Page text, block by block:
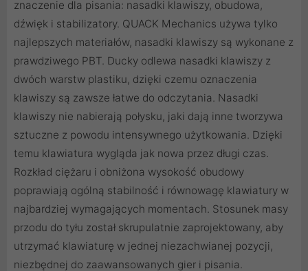
znaczenie dla pisania: nasadki klawiszy, obudowa,
dźwięk i stabilizatory. QUACK Mechanics używa tylko
najlepszych materiałów, nasadki klawiszy są wykonane z
prawdziwego PBT. Ducky odlewa nasadki klawiszy z
dwóch warstw plastiku, dzięki czemu oznaczenia
klawiszy są zawsze łatwe do odczytania. Nasadki
klawiszy nie nabierają połysku, jaki dają inne tworzywa
sztuczne z powodu intensywnego użytkowania. Dzięki
temu klawiatura wygląda jak nowa przez długi czas.
Rozkład ciężaru i obniżona wysokość obudowy
poprawiają ogólną stabilność i równowagę klawiatury w
najbardziej wymagających momentach. Stosunek masy
przodu do tyłu został skrupulatnie zaprojektowany, aby
utrzymać klawiaturę w jednej niezachwianej pozycji,
niezbędnej do zaawansowanych gier i pisania.